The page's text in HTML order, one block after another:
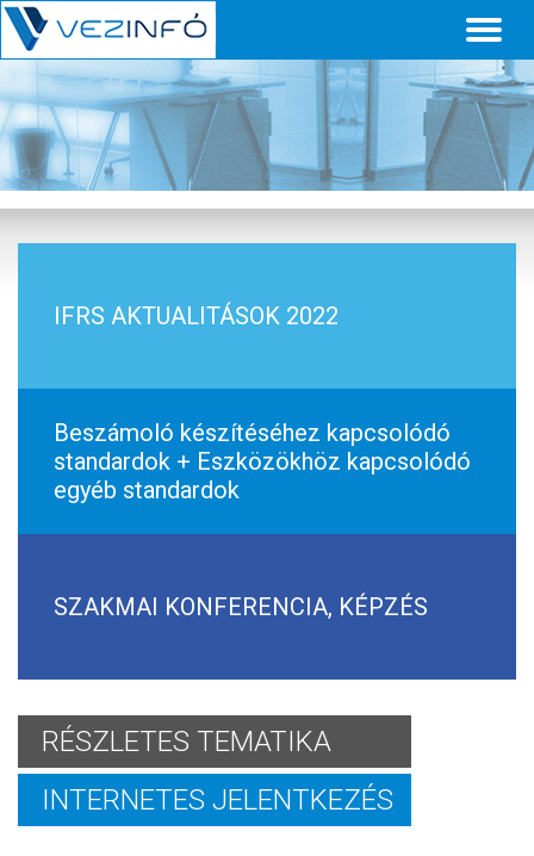
IFRS AKTUALITÁSOK 2022
Beszámoló készítéséhez kapcsolódó
standardok + Eszközökhöz kapcsolódó
egyéb standardok
SZAKMAI KONFERENCIA, KÉPZÉS
RÉSZLETES TEMATIKA
INTERNETES JELENTKEZÉS